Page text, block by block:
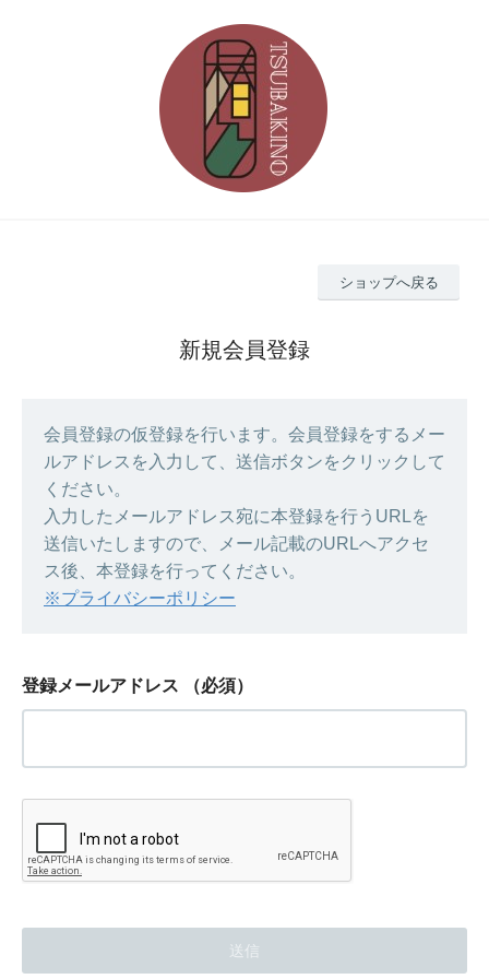
ショップへ戻る
新規会員登録
会員登録の仮登録を行います。会員登録をするメー
ルアドレスを入力して、送信ボタンをクリックして
ください。
入力したメールアドレス宛に本登録を行うURLを
送信いたしますので、メール記載のURLへアクセ
ス後、本登録を行ってください。
※プライバシーポリシー
登録メールアドレス （必須）